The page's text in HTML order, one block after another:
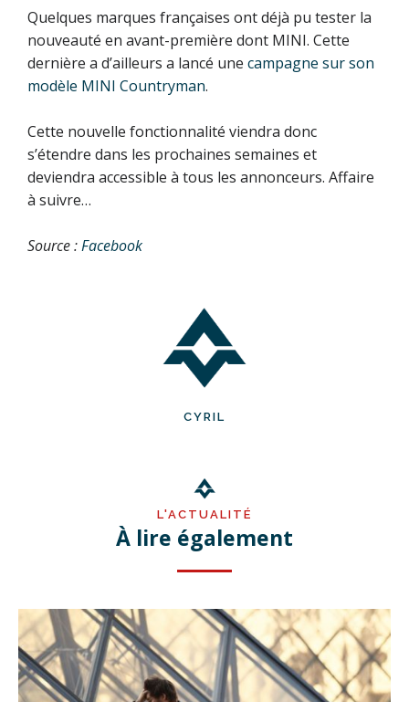
CYRIL
Quelques marques françaises ont déjà pu tester la
nouveauté en avant-première dont MINI. Cette
dernière a d’ailleurs a lancé une campagne sur son
modèle MINI Countryman.
Cette nouvelle fonctionnalité viendra donc
s’étendre dans les prochaines semaines et
deviendra accessible à tous les annonceurs. Affaire
à suivre…
Source :Facebook
L'ACTUALITÉ
À lire également